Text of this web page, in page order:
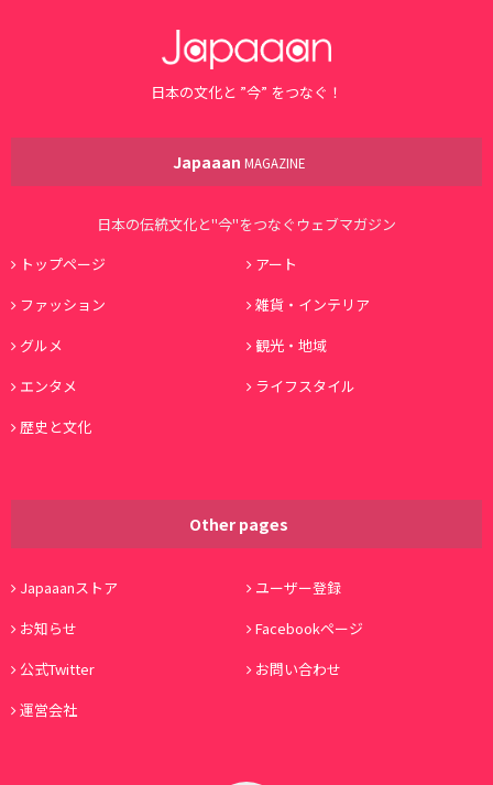
日本の文化と ”今” をつなぐ！
Japaaan MAGAZINE
日本の伝統文化と"今"をつなぐウェブマガジン
トップページ
アート
ファッション
雑貨・インテリア
グルメ
観光・地域
エンタメ
ライフスタイル
歴史と文化
Other pages
Japaaanストア
ユーザー登録
お知らせ
Facebookページ
公式Twitter
お問い合わせ
運営会社